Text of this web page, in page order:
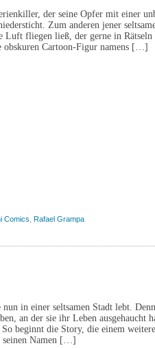
der seine Opfer mit einer
Zum anderen jener
Luft fliegen ließ, der gerne in Rätseln
obskuren Cartoon-Figur namens […]
Comics
Rafael Grampa
in einer seltsamen Stadt lebt.
an der sie ihr Leben ausgehaucht
beginnt die Story, die einem
seinen Namen […]